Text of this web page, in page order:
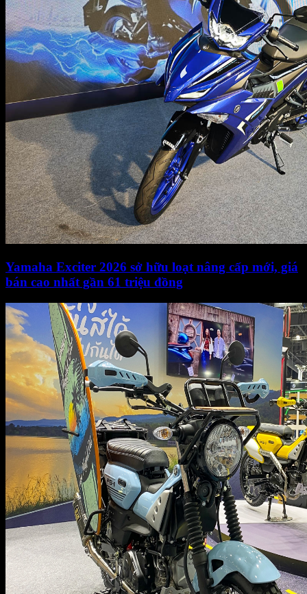
Yamaha Exciter 2026 sở hữu loạt nâng cấp mới, giá
bán cao nhất gần 61 triệu đồng